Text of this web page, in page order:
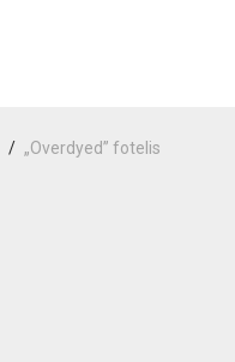
/ „Overdyed” fotelis